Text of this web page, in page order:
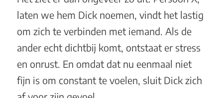
laten we hem Dick noemen, vindt het lastig
om zich te verbinden met iemand. Als de
ander echt dichtbij komt, ontstaat er stress
en onrust. En omdat dat nu eenmaal niet
fijn is om constant te voelen, sluit Dick zich